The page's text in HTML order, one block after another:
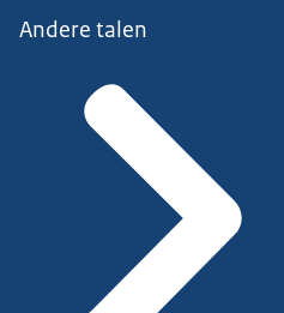
Andere talen